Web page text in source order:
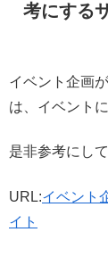
考にする
イベント企画
は、イベント
是非参考にし
URL:イベント
イト